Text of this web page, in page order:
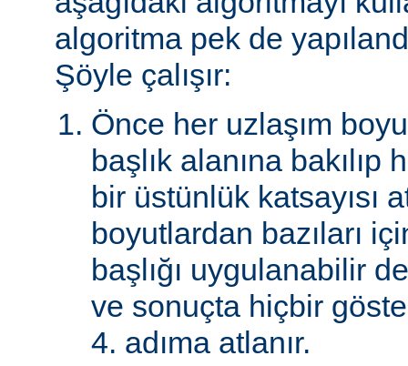
algoritma pek de
Şöyle çalışır:
Önce her uzlaşım
başlık alanına
bir üstünlük katsayısı
boyutlardan bazıları
başlığı uygulanabilir
ve sonuçta hiçbir
4. adıma atlanır.